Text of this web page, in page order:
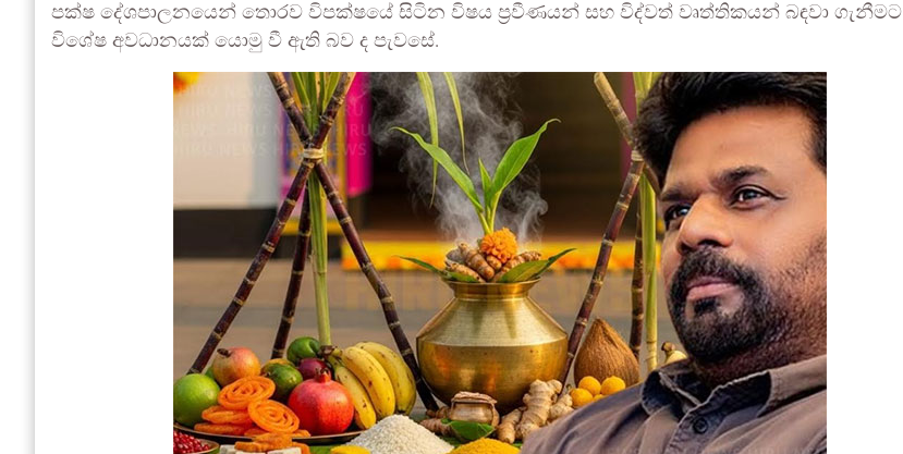
පක්ෂ දේශපාලනයෙන් තොරව විපක්ෂයේ සිටින විෂය ප්‍රවීණයන් සහ විද්වත් වෘත්තිකයන් බඳවා ගැනීමට
විශේෂ අවධානයක් යොමු වී ඇති බව ද පැවසේ.